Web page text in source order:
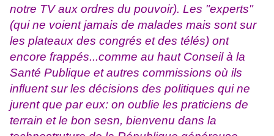
notre TV aux ordres du pouvoir). Les "experts"
(qui ne voient jamais de malades mais sont sur
les plateaux des congrés et des télés) ont
encore frappés...comme au haut Conseil à la
Santé Publique et autres commissions où ils
influent sur les décisions des politiques qui ne
jurent que par eux: on oublie les praticiens de
terrain et le bon sesn, bienvenu dans la